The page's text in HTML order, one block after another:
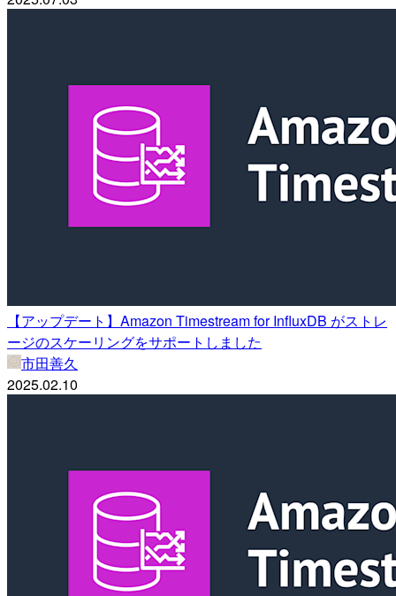
【アップデート】Amazon Timestream for InfluxDB がストレ
ージのスケーリングをサポートしました
市田善久
2025.02.10